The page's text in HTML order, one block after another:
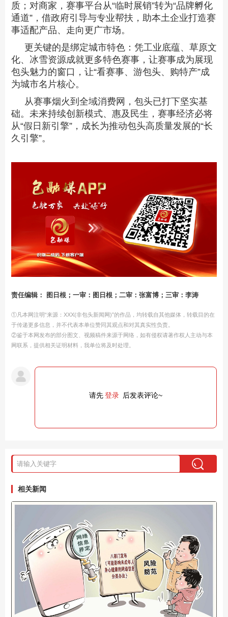
质；对商家，赛事平台从“临时展销”转为“品牌孵化
通道”，借政府引导与专业帮扶，助本土企业打造赛
事适配产品、走向更广市场。
更关键的是绑定城市特色：凭工业底蕴、草原文
化、冰雪资源成就更多特色赛事，让赛事成为展现
包头魅力的窗口，让“看赛事、游包头、购特产”成
为城市名片核心。
从赛事烟火到全域消费网，包头已打下坚实基
础。未来持续创新模式、惠及民生，赛事经济必将
从“假日新引擎”，成长为推动包头高质量发展的“长
久引擎”。
责任编辑： 图日根；一审：图日根；二审：张富博；三审：李涛
①凡本网注明“来源：XXX(非包头新闻网)”的作品，均转载自其他媒体，转载目的在
于传递更多信息，并不代表本单位赞同其观点和对其真实性负责。
②鉴于本网发布的部分图文、视频稿件来源于网络，如有侵权请著作权人主动与本
网联系，提供相关证明材料，我单位将及时处理。
请先登录 后发表评论~
相关新闻